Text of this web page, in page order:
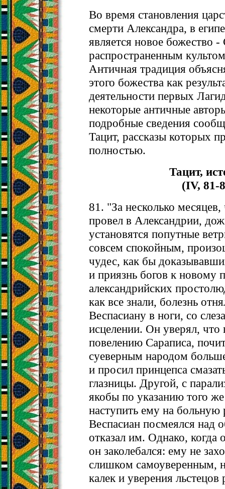
Во время становления
смерти Александра, в
является новое божество
распространенным
Античная традиция
этого божества как
деятельности первых
некоторые античные
подробные сведения
Тацит, рассказы которых
полностью.
Тацит,
(IV, 81-
81. "За несколько
провел в Александрии,
установятся попутные
совсем спокойным,
чудес, как бы
и приязнь богов к новому
александрийских
как все знали, болезнь
Веспасиану в ноги, со
исцелении. Он уверял, что
повелению Сараписа,
суеверным народом
и просил принцепса
глазницы. Другой, с
якобы по указанию того
наступить ему на больную
Веспасиан посмеялся над
отказал им. Однако, когда
он заколебался: ему не
слишком самоуверенным,
калек и уверения